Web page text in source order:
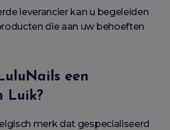
leverancier kan u begeleiden
die aan uw behoeften
een
Luik?
merk dat gespecialiseerd